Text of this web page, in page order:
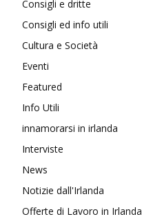
Consigli e dritte
Consigli ed info utili
Cultura e Società
Eventi
Featured
Info Utili
innamorarsi in irlanda
Interviste
News
Notizie dall'Irlanda
Offerte di Lavoro in Irlanda